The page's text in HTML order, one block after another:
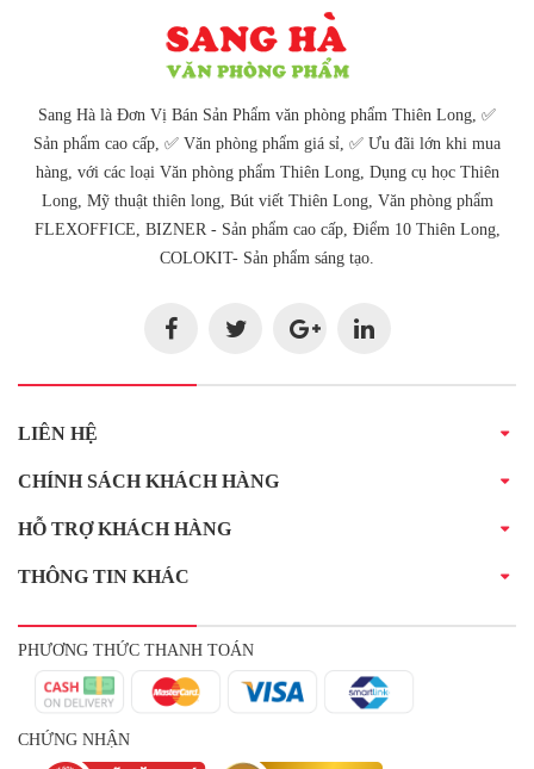
Sang Hà là Đơn Vị Bán Sản Phẩm văn phòng phẩm Thiên Long, ✅
Sản phẩm cao cấp, ✅ Văn phòng phẩm giá sỉ, ✅ Ưu đãi lớn khi mua
hàng, với các loại Văn phòng phẩm Thiên Long, Dụng cụ học Thiên
Long, Mỹ thuật thiên long, Bút viết Thiên Long, Văn phòng phẩm
FLEXOFFICE, BIZNER - Sản phẩm cao cấp, Điểm 10 Thiên Long,
COLOKIT- Sản phẩm sáng tạo.
LIÊN HỆ
CHÍNH SÁCH KHÁCH HÀNG
HỖ TRỢ KHÁCH HÀNG
THÔNG TIN KHÁC
PHƯƠNG THỨC THANH TOÁN
CHỨNG NHẬN